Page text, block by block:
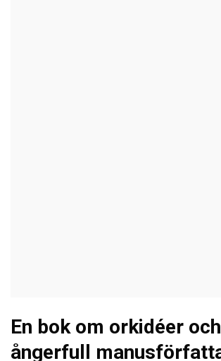
En bok om orkidéer
ångerfull